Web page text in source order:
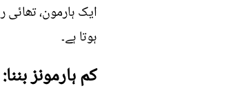
ہوتا ہے۔
کم ہارمونز بننا: